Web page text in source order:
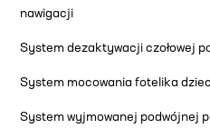
nawigacji
System dezaktywacji czołowej
System mocowania fotelika
System wyjmowanej podwójnej